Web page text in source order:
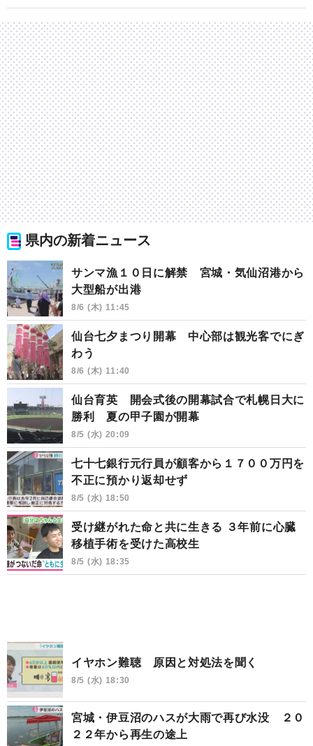
県内の新着ニュース
サンマ漁１０日に解禁 宮城・気仙沼港から
大型船が出港
8/6 (木) 11:45
仙台七夕まつり開幕 中心部は観光客でにぎ
わう
8/6 (木) 11:40
仙台育英 開会式後の開幕試合で札幌日大に
勝利 夏の甲子園が開幕
8/5 (水) 20:09
七十七銀行元行員が顧客から１７００万円を
不正に預かり返却せず
8/5 (水) 18:50
受け継がれた命と共に生きる ３年前に心臓
移植手術を受けた高校生
8/5 (水) 18:35
イヤホン難聴 原因と対処法を聞く
8/5 (水) 18:30
宮城・伊豆沼のハスが大雨で再び水没 ２０
２２年から再生の途上